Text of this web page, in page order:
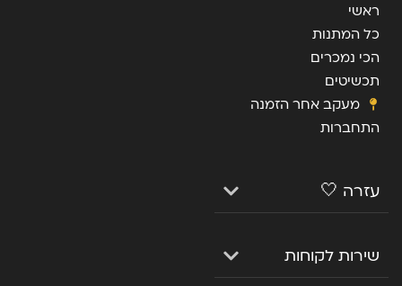
ראשי
כל המתנות
הכי נמכרים
תכשיטים
מעקב אחר הזמנה
התחברות
עזרה 🤍
שירות לקוחות